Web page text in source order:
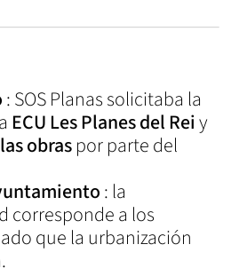
: SOS Planas solicitaba la
ECU Les Planes del Reiy
obraspor parte del
: la
corresponde a los
que la urbanización